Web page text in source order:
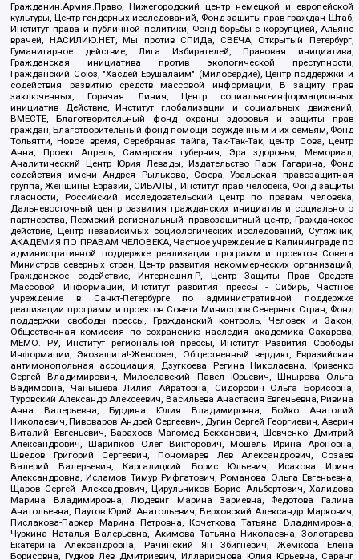
Гражданин.Армия.Право, Нижегородский центр немецкой и европейской
культуры, Центр гендерных исследований, Фонд защиты прав граждан Штаб,
Институт права и публичной политики, Фонд борьбы с коррупцией, Альянс
врачей, НАСИЛИЮ.НЕТ, Мы против СПИДа, СВЕЧА, Открытый Петербург,
Гуманитарное действие, Лига Избирателей, Правовая инициатива,
Гражданская инициатива против экологической преступности,
Гражданский Союз, "Хасдей Ерушалаим" (Милосердие), Центр поддержки и
содействия развитию средств массовой информации, В защиту прав
заключенных, Горячая Линия, Центр социально-информационных
инициатив Действие, Институт глобализации и социальных движений,
ВМЕСТЕ, Благотворительный фонд охраны здоровья и защиты прав
граждан, Благотворительный фонд помощи осужденным и их семьям, Фонд
Тольятти, Новое время, Серебряная тайга, Так-Так-Так, центр Сова, центр
Анна, Проект Апрель, Самарская губерния, Эра здоровья, Мемориал,
Аналитический Центр Юрия Левады, Издательство Парк Гагарина, Фонд
содействия имени Андрея Рылькова, Сфера, Уральская правозащитная
группа, Женщины Евразии, СИБАЛЬТ, Институт прав человека, Фонд защиты
гласности, Российский исследовательский центр по правам человека,
Дальневосточный центр развития гражданских инициатив и социального
партнерства, Пермский региональный правозащитный центр, Гражданское
действие, Центр независимых социологических исследований, Сутяжник,
АКАДЕМИЯ ПО ПРАВАМ ЧЕЛОВЕКА, Частное учреждение в Калининграде по
административной поддержке реализации программ и проектов Совета
Министров северных стран, Центр развития некоммерческих организаций,
Гражданское содействие, Интернешнл-Р, Центр Защиты Прав Средств
Массовой Информации, Институт развития прессы - Сибирь, Частное
учреждение в Санкт-Петербурге по административной поддержке
реализации программ и проектов Совета Министров Северных Стран, Фонд
поддержки свободы прессы, Гражданский контроль, Человек и Закон,
Общественная комиссия по сохранению наследия академика Сахарова,
МЕМО. РУ, Институт региональной прессы, Институт Развития Свободы
Информации, Экозащита!-Женсовет, Общественный вердикт, Евразийская
антимонопольная ассоциация, Дзугкоева Регина Николаевна, Кривенко
Сергей Владимирович, Милославский Павел Юрьевич, Шнырова Ольга
Вадимовна, Чанышева Лилия Айратовна, Сидорович Ольга Борисовна,
Туровский Александр Алексеевич, Васильева Анастасия Евгеньевна, Ривина
Анна Валерьевна, Бурдина Юлия Владимировна, Бойко Анатолий
Николаевич, Пивоваров Андрей Сергеевич, Дугин Сергей Георгиевич, Аверин
Виталий Евгеньевич, Барахоев Магомед Бекханович, Шевченко Дмитрий
Александрович, Шарипков Олег Викторович, Мошель Ирина Ароновна,
Шведов Григорий Сергеевич, Пономарев Лев Александрович, Созаев
Валерий Валерьевич, Каргалицкий Борис Юльевич, Исакова Ирина
Александровна, Исламов Тимур Рифгатович, Романова Ольга Евгеньевна,
Щаров Сергей Алексадрович, Цирульников Борис Альбертович, Халидова
Марина Владимировна, Людевиг Марина Зариевна, Федотова Галина
Анатольевна, Паутов Юрий Анатольевич, Верховский Александр Маркович,
Пислакова-Паркер Марина Петровна, Кочеткова Татьяна Владимировна,
Чуркина Наталья Валерьевна, Акимова Татьяна Николаевна, Золотарева
Екатерина Александровна, Рачинский Ян Збигневич, Жемкова Елена
Борисовна, Гудков Лев Дмитриевич, Илларионова Юлия Юрьевна, Саранг